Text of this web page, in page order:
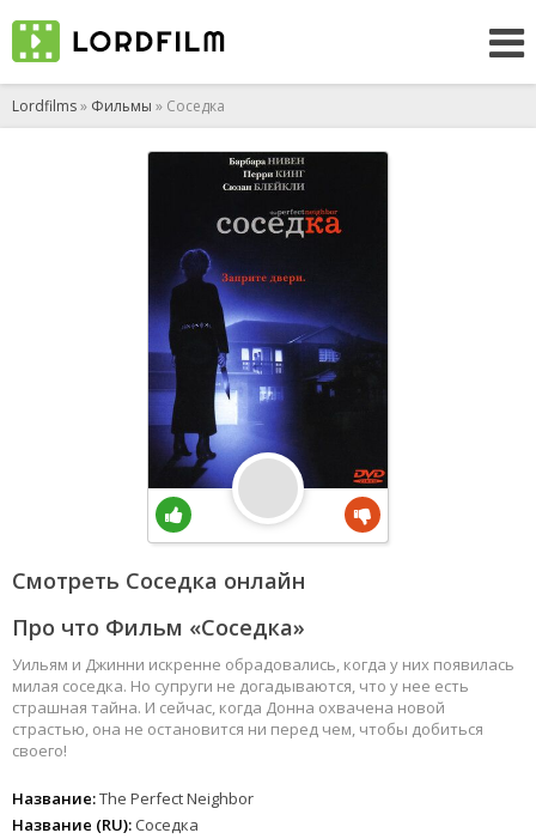
Lordfilms» Фильмы » Соседка
Смотреть Соседка онлайн
Про что Фильм «Соседка»
Уильям и Джинни искренне обрадовались, когда у них появилась
милая соседка. Но супруги не догадываются, что у нее есть
страшная тайна. И сейчас, когда Донна охвачена новой
страстью, она не остановится ни перед чем, чтобы добиться
своего!
Название:The Perfect Neighbor
Название (RU): Соседка